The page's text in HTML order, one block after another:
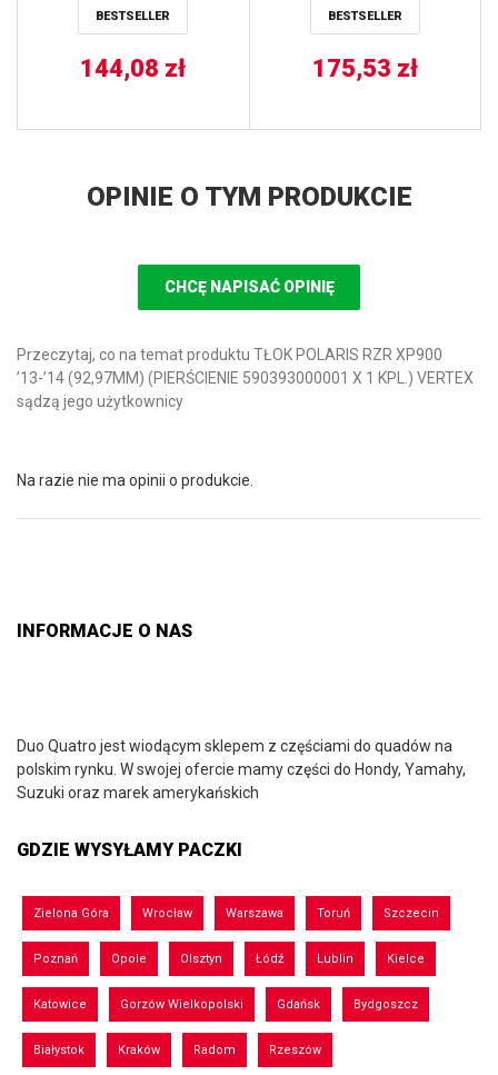
’01-’06, YAMAHA YFM 90
BALLS
BESTSELLER
144,08 zł
BESTSELLER
175,53 zł
OPINIE O TYM PRODUKCIE
CHCĘ NAPISAĆ OPINIĘ
Przeczytaj, co na temat produktu TŁOK POLARIS RZR XP900
’13-’14 (92,97MM) (PIERŚCIENIE 590393000001 X 1 KPL.) VERTEX
sądzą jego użytkownicy
Na razie nie ma opinii o produkcie.
INFORMACJE O NAS
Duo Quatro jest wiodącym sklepem z częściami do quadów na
polskim rynku. W swojej ofercie mamy części do Hondy, Yamahy,
Suzuki oraz marek amerykańskich
GDZIE WYSYŁAMY PACZKI
Zielona Góra Wrocław Warszawa Toruń Szczecin
Poznań Opole Olsztyn Łódź Lublin Kielce
Katowice Gorzów Wielkopolski Gdańsk Bydgoszcz
Białystok Kraków Radom Rzeszów